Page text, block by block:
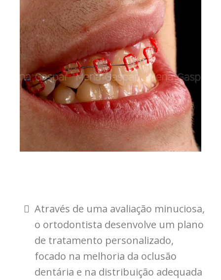
Através de uma avaliação minuciosa,
o ortodontista desenvolve um plano
de tratamento personalizado,
focado na melhoria da oclusão
dentária e na distribuição adequada